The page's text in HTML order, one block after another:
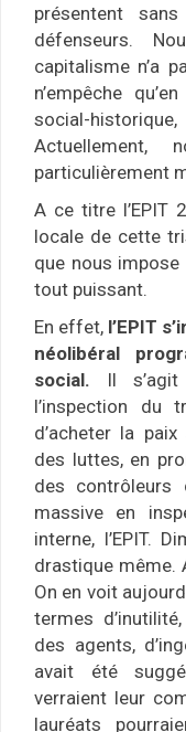
présentent
défenseurs.
capitalisme n’a
n’empêche
social-
Actuellement,
particulièrement
A ce titre l’EPIT
locale de cette
que nous
tout puissant.
En effet, l’EPIT
néolibéral
social. Il
l’inspection du
d’acheter la
des luttes, en
des contrôleurs
massive en
interne, l’EPIT.
drastique même.
On en voit
termes
des agents,
avait été
verraient leur
lauréats